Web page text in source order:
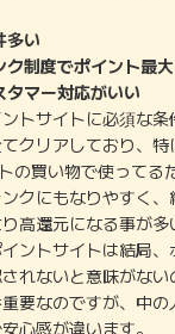
い
制度でポイント最
マー対応がいい
トサイトに必須な条
クリアしており、
の買い物で使ってる
クにもなりやすく、
高還元になる事が多
ントサイトは結局、
れないと意味がな
要なのですが、中の
心感が違います。